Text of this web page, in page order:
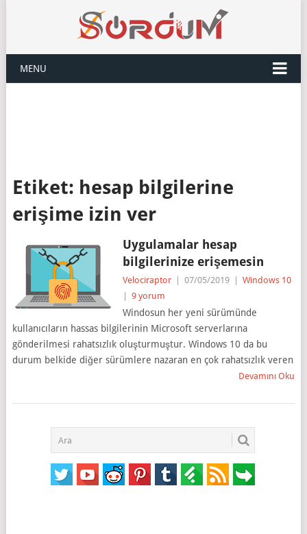
MENU
Etiket: hesap bilgilerine
erişime izin ver
Uygulamalar hesap
bilgilerinize erişemesin
Velociraptor 07/05/2019
Windows 10
9 yorum
Windosun her yeni sürümünde
kullanıcıların hassas bilgilerinin Microsoft serverlarına
gönderilmesi rahatsızlık oluşturmuştur. Windows 10 da bu
durum belkide diğer sürümlere nazaran en çok rahatsızlık veren
Devamını Oku